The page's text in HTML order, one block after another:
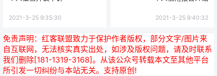
2021-3-25 9:35:30 2021-3-25 9:40:32
免责声明： 红客联盟致力于保护作者版权，部分文字/图片来
自互联网，无法核实真实出处，如涉及版权问题，请及时联系
我们删除[181-1319-3168]。从该公众号转载本文至其他平台
所引发一切纠纷与本站无关。支持原创!